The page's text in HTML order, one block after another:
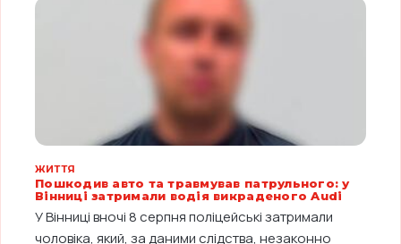
ЖИТТЯ
Пошкодив авто та травмував патрульного: у
Вінниці затримали водія викраденого Audi
У Вінниці вночі 8 серпня поліцейські затримали
чоловіка, який, за даними слідства, незаконно